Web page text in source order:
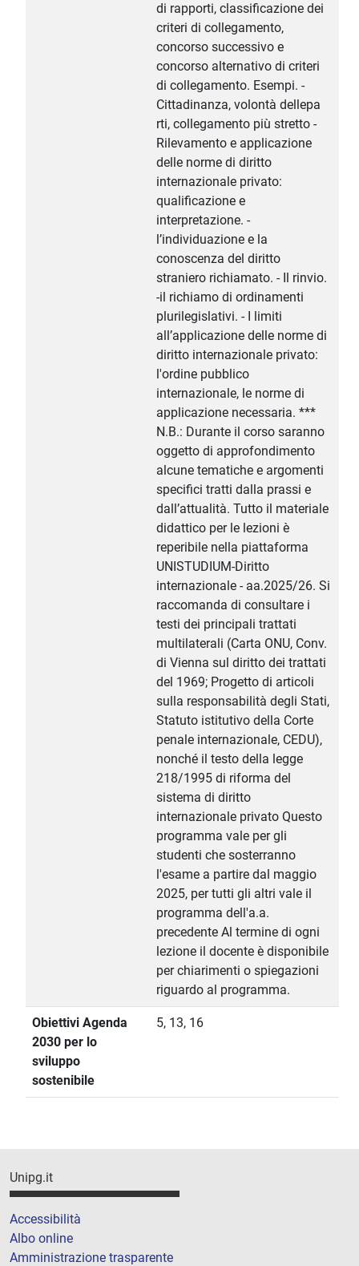
di rapporti, classificazione dei
criteri di collegamento,
concorso successivo e
concorso alternativo di criteri
di collegamento. Esempi. -
Cittadinanza, volontà dellepa
rti, collegamento più stretto -
Rilevamento e applicazione
delle norme di diritto
internazionale privato:
qualificazione e
interpretazione. -
l’individuazione e la
conoscenza del diritto
straniero richiamato. - Il rinvio.
-il richiamo di ordinamenti
plurilegislativi. - I limiti
all’applicazione delle norme di
diritto internazionale privato:
l'ordine pubblico
internazionale, le norme di
applicazione necessaria. ***
N.B.: Durante il corso saranno
oggetto di approfondimento
alcune tematiche e argomenti
specifici tratti dalla prassi e
dall’attualità. Tutto il materiale
didattico per le lezioni è
reperibile nella piattaforma
UNISTUDIUM-Diritto
internazionale - aa.2025/26. Si
raccomanda di consultare i
testi dei principali trattati
multilaterali (Carta ONU, Conv.
di Vienna sul diritto dei trattati
del 1969; Progetto di articoli
sulla responsabilità degli Stati,
Statuto istitutivo della Corte
penale internazionale, CEDU),
nonché il testo della legge
218/1995 di riforma del
sistema di diritto
internazionale privato Questo
programma vale per gli
studenti che sosterranno
l'esame a partire dal maggio
2025, per tutti gli altri vale il
programma dell'a.a.
precedente Al termine di ogni
lezione il docente è disponibile
per chiarimenti o spiegazioni
riguardo al programma.
Obiettivi Agenda
2030 per lo
sviluppo
sostenibile
5, 13, 16
Unipg.it
Accessibilità
Albo online
Amministrazione trasparente